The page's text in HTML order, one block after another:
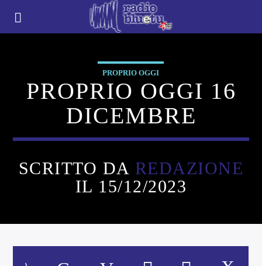
PROPRIO OGGI
PROPRIO OGGI 16
DICEMBRE
SCRITTO DA REDAZIONE
IL 15/12/2023